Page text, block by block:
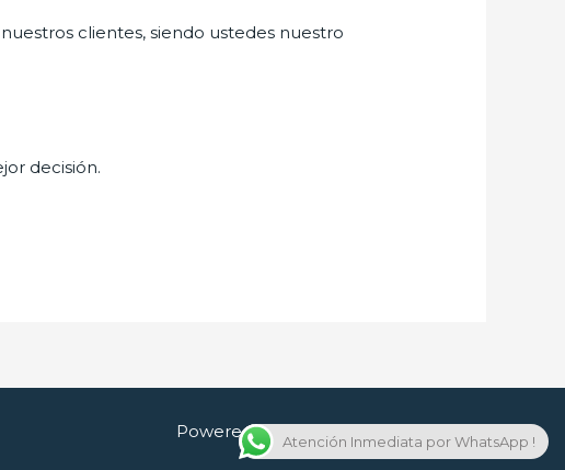
clientes, siendo ustedes nuestro
decisión.
Powered by Cerrajero en Guadalajara
Atención Inmediata por WhatsApp !